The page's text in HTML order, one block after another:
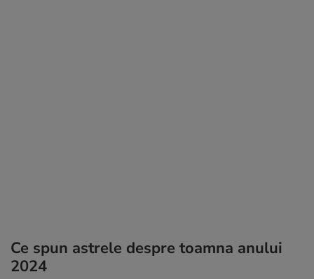
Ce spun astrele despre toamna anului
2024